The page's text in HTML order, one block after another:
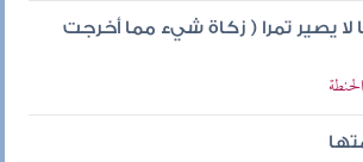
لا يصير تمرا ( زكاة شيء مما أخرجت